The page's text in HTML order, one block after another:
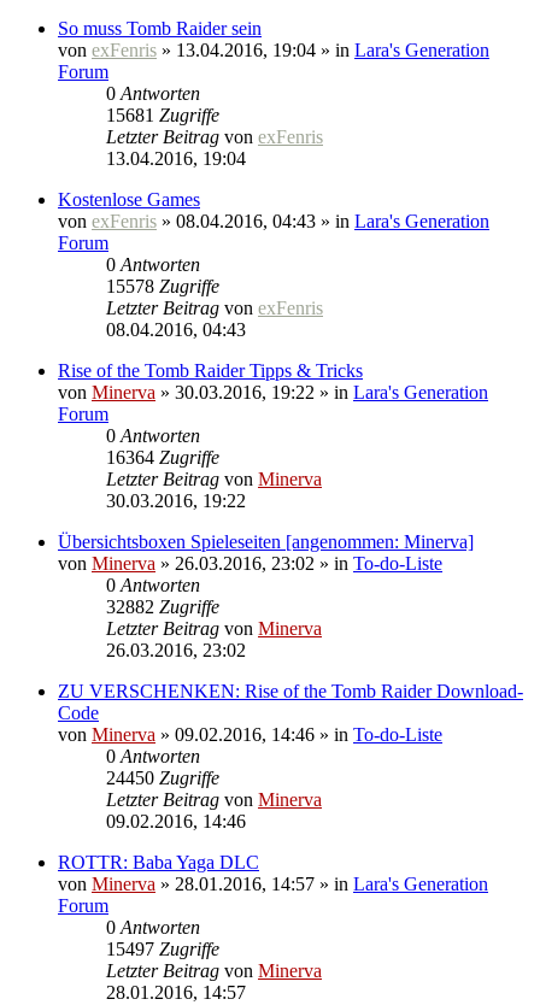
So muss Tomb Raider sein
von exFenris » 13.04.2016, 19:04 » in Lara's Generation
Forum
0 Antworten
15681 Zugriffe
Letzter Beitrag von exFenris
13.04.2016, 19:04
Kostenlose Games
von exFenris » 08.04.2016, 04:43 » in Lara's Generation
Forum
0 Antworten
15578 Zugriffe
Letzter Beitrag von exFenris
08.04.2016, 04:43
Rise of the Tomb Raider Tipps & Tricks
von Minerva » 30.03.2016, 19:22 » in Lara's Generation
Forum
0 Antworten
16364 Zugriffe
Letzter Beitrag von Minerva
30.03.2016, 19:22
Übersichtsboxen Spieleseiten [angenommen: Minerva]
von Minerva » 26.03.2016, 23:02 » in To-do-Liste
0 Antworten
32882 Zugriffe
Letzter Beitrag von Minerva
26.03.2016, 23:02
ZU VERSCHENKEN: Rise of the Tomb Raider Download-
Code
von Minerva » 09.02.2016, 14:46 » in To-do-Liste
0 Antworten
24450 Zugriffe
Letzter Beitrag von Minerva
09.02.2016, 14:46
ROTTR: Baba Yaga DLC
von Minerva » 28.01.2016, 14:57 » in Lara's Generation
Forum
0 Antworten
15497 Zugriffe
Letzter Beitrag von Minerva
28.01.2016, 14:57